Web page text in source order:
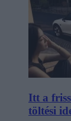
Itt a
töltési